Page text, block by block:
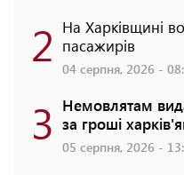
2 На Харківщині
пасажирів
04 серпня, 2026 -
3 Немовлятам
за гроші
05 серпня, 2026 -